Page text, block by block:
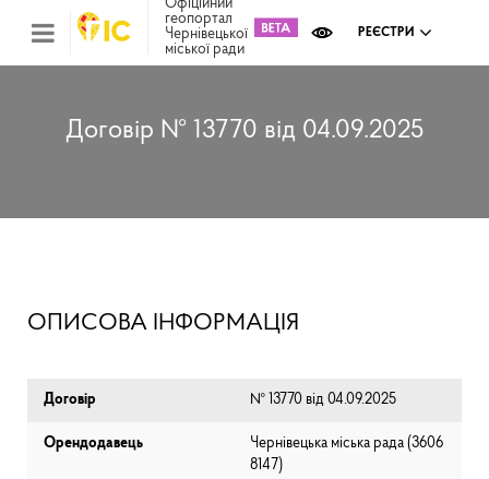
Офіційний
геопортал
Чернівецької
міської ради
РЕЄСТРИ
Договір № 13770 від 04.09.2025
ОПИСОВА ІНФОРМАЦІЯ
Договір № 13770 від 04.09.2025
Орендодавець
Чернівецька міська рада (⁨3606
8147⁩)